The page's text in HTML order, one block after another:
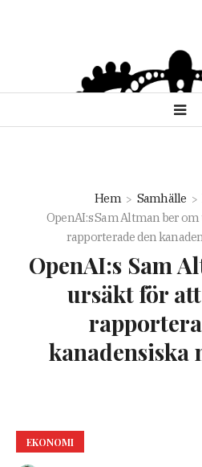
Hem Samhälle
OpenAI:s Sam Altman ber
rapporterade den
OpenAI:s Sam
ursäkt för
kanadensiska
EKONOMI